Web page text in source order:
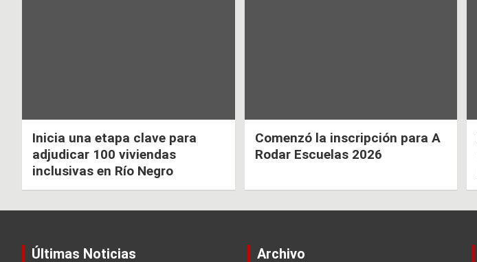
Inicia una etapa clave para
adjudicar 100 viviendas
inclusivas en Río Negro
Comenzó la inscripción para A
Rodar Escuelas 2026
Últimas Noticias Archivo